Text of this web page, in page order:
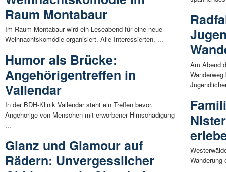
Raum Montabaur
Im Raum Montabaur wird ein Leseabend für eine neue
Weihnachtskomödie organisiert. Alle Interessierten, ...
Humor als Brücke:
Angehörigentreffen in
Vallendar
In der BDH-Klinik Vallendar steht ein Treffen bevor.
Angehörige von Menschen mit erworbener Hirnschädigung
...
Glanz und Glamour auf
Rädern: Unvergesslicher
Am Abend